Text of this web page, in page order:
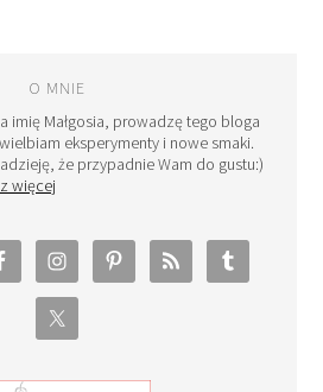
O MNIE
imię Małgosia, prowadzę tego bloga
eksperymenty i nowe smaki.
że przypadnie Wam do gustu:)
więcej